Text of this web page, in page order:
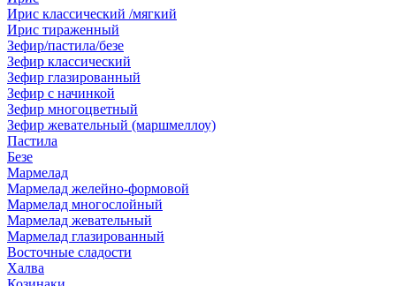
Ирис классический /мягкий
Ирис тираженный
Зефир/пастила/безе
Зефир классический
Зефир глазированный
Зефир с начинкой
Зефир многоцветный
Зефир жевательный (маршмеллоу)
Пастила
Безе
Мармелад
Мармелад желейно-формовой
Мармелад многослойный
Мармелад жевательный
Мармелад глазированный
Восточные сладости
Халва